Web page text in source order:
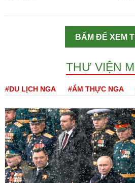
BẤM ĐỂ XEM
THƯ VIỆN
#DU LỊCH NGA #ẨM THỰC NGA